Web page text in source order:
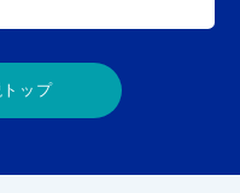
ップ